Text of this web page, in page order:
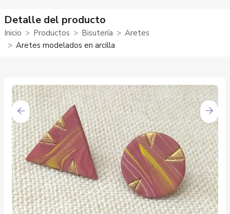
Detalle del producto
Inicio Productos Bisutería
Aretes
Aretes modelados en arcilla